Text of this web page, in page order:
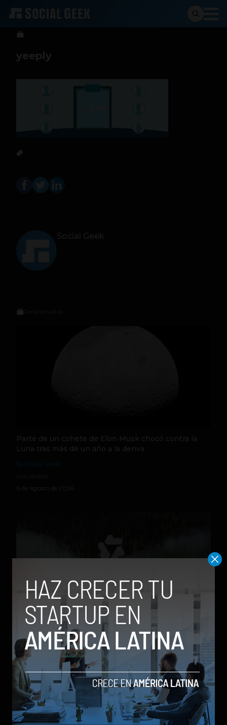
Social Geek 30 de junio de 2013
yeeply
Social Geek
Parte de un cohete de Elon Musk chocó contra la
Luna tras más de un año a la deriva
6 de agosto de 2026
Qwen 3.8-Max, la nueva IA de Alibaba que desafía a
los modelos más poderosos
by Sergio Ramos
Actualidad
5 de agosto de 2026